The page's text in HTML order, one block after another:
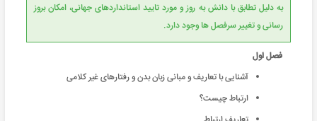
به دلیل تطابق با دانش به روز و مورد تایید استانداردهای جهانی، امکان بروز
رسانی و تغییر سرفصل ها وجود دارد.
فصل اول
آشنایی با تعاریف و مبانی زبان بدن و رفتارهای غیر کلامی
ارتباط چیست؟